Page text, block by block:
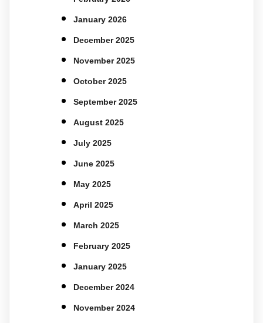
January 2026
December 2025
November 2025
October 2025
September 2025
August 2025
July 2025
June 2025
May 2025
April 2025
March 2025
February 2025
January 2025
December 2024
November 2024